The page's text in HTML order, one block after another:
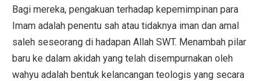
Bagi mereka, pengakuan terhadap kepemimpinan para
Imam adalah penentu sah atau tidaknya iman dan amal
saleh seseorang di hadapan Allah SWT. Menambah pilar
baru ke dalam akidah yang telah disempurnakan oleh
wahyu adalah bentuk kelancangan teologis yang secara